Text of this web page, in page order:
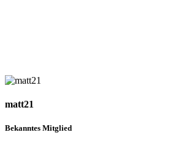
matt21
Bekanntes Mitglied